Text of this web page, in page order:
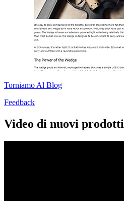
Torniamo Al Blog
Feedback
Video di nuovi prodotti